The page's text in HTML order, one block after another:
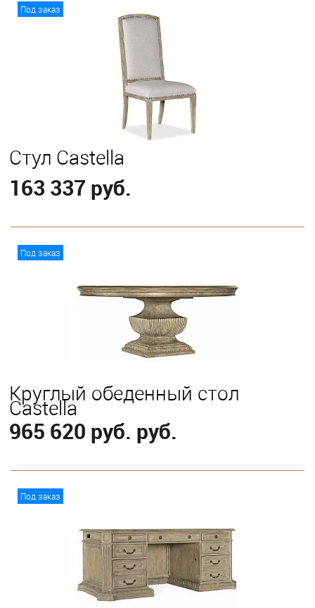
Под заказ
Стул Castella
163 337 руб.
Под заказ
Круглый обеденный стол
Castella
965 620 руб. руб.
152 см
Под заказ